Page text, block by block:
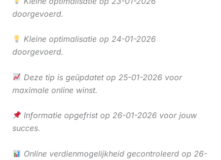
doorgevoerd.
Kleine optimalisatie op 24-01-2026
doorgevoerd.
Deze tip is geüpdatet op 25-01-2026 voor
maximale online winst.
Informatie opgefrist op 26-01-2026 voor jouw
succes.
Online verdienmogelijkheid gecontroleerd op 26-